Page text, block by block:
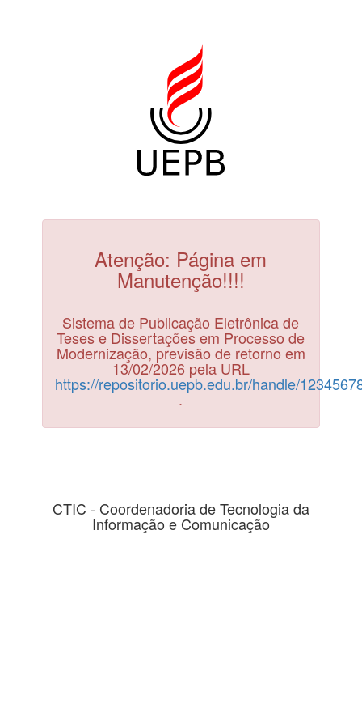
Atenção: Página em
Manutenção!!!!
Sistema de Publicação Eletrônica de
Teses e Dissertações em Processo de
Modernização, previsão de retorno em
13/02/2026 pela URL
https://repositorio.uepb.edu.br/handle/
.
CTIC - Coordenadoria de Tecnologia da
Informação e Comunicação